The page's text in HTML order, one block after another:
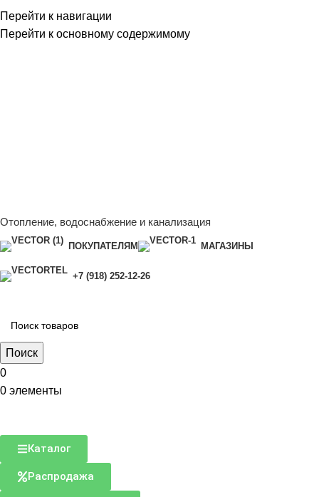
Перейти к навигации
Перейти к основному содержимому
Отопление, водоснабжение и канализация
ПОКУПАТЕЛЯМ МАГАЗИНЫ
+7 (918) 252-12-26
Поиск
0
0 элементы
Каталог
Распродажа